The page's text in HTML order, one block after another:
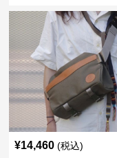
¥14,460 (税込)